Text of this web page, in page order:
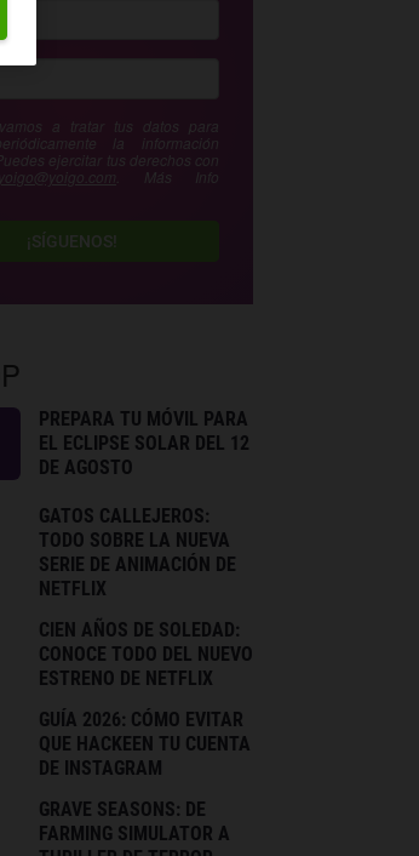
a tratar tus datos para
la información
ejercitar tus derechos con
. Más Info
¡SÍGUENOS!
PREPARA TU MÓVIL PARA
EL ECLIPSE SOLAR DEL 12
DE AGOSTO
GATOS CALLEJEROS:
TODO SOBRE LA NUEVA
SERIE DE ANIMACIÓN DE
NETFLIX
CIEN AÑOS DE SOLEDAD:
CONOCE TODO DEL NUEVO
ESTRENO DE NETFLIX
GUÍA 2026: CÓMO EVITAR
QUE HACKEEN TU CUENTA
DE INSTAGRAM
GRAVE SEASONS: DE
FARMING SIMULATOR A